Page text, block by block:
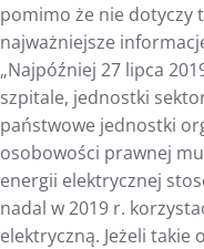
pomimo że nie dotyczy
najważniejsze
„Najpóźniej 27 lipca
szpitale, jednostki
państwowe jednostki
osobowości prawnej
energii elektrycznej
nadal w 2019 r.
elektryczną. Jeżeli takie